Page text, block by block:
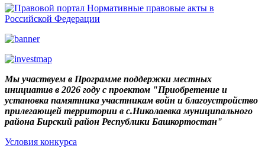
Мы участвуем в Программе поддержки местных
инициатив в 2026 году с проектом "Приобретение и
установка памятника участникам войн и благоустройство
прилегающей территории в с.Николаевка муниципального
района Бирский район Республики Башкортостан"
Условия конкурса